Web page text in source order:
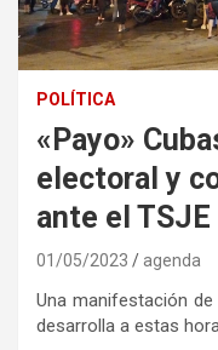
POLÍTICA
«Payo»
electoral y
ante el TSJE
01/05/2023 agenda
Una manifestación
desarrolla a estas